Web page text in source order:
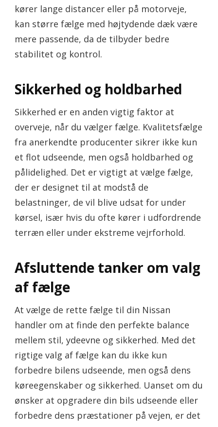
kører lange distancer eller på motorveje,
kan større fælge med højtydende dæk være
mere passende, da de tilbyder bedre
stabilitet og kontrol.
Sikkerhed og holdbarhed
Sikkerhed er en anden vigtig faktor at
overveje, når du vælger fælge. Kvalitetsfælge
fra anerkendte producenter sikrer ikke kun
et flot udseende, men også holdbarhed og
pålidelighed. Det er vigtigt at vælge fælge,
der er designet til at modstå de
belastninger, de vil blive udsat for under
kørsel, især hvis du ofte kører i udfordrende
terræn eller under ekstreme vejrforhold.
Afsluttende tanker om valg
af fælge
At vælge de rette fælge til din Nissan
handler om at finde den perfekte balance
mellem stil, ydeevne og sikkerhed. Med det
rigtige valg af fælge kan du ikke kun
forbedre bilens udseende, men også dens
køreegenskaber og sikkerhed. Uanset om du
ønsker at opgradere din bils udseende eller
forbedre dens præstationer på vejen, er det